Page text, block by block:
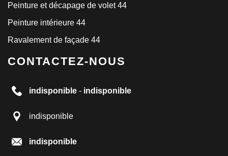
Peinture et décapage de volet 44
Peinture intérieure 44
Ravalement de façade 44
CONTACTEZ-NOUS
indisponible - indisponible
indisponible
indisponible